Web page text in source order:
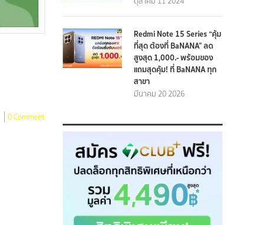
0 Comment
Redmi Note 15 Series “คุ้ม
ที่สุด ต้องที่ BaNANA” ลด
สูงสุด 1,000.- พร้อมของ
แถมสุดคุ้ม! ที่ BaNANA ทุก
สาขา
มีนาคม 20 2026